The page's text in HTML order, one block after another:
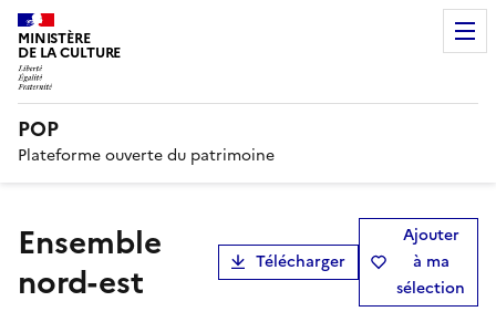
MINISTÈRE
DE LA CULTURE
POP
Plateforme ouverte du patrimoine
ensemble
nord-est
Télécharger
Ajouter
à ma
sélection